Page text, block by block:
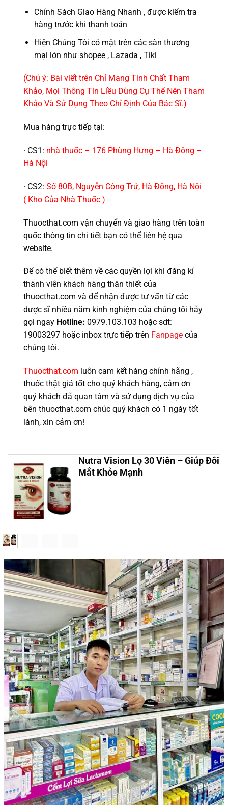
Chính Sách Giao Hàng Nhanh , được kiểm tra
hàng trước khi thanh toán
Hiện Chúng Tôi có mặt trên các sàn thương
mại lớn như shopee , Lazada , Tiki
(Chú ý: Bài viết trên Chỉ Mang Tính Chất Tham
Khảo, Mọi Thông Tin Liều Dùng Cụ Thể Nên Tham
Khảo Và Sử Dụng Theo Chỉ Định Của Bác Sĩ.)
Mua hàng trực tiếp tại:
· CS1: nhà thuốc – 176 Phùng Hưng – Hà Đông –
Hà Nội
· CS2: Số 80B, Nguyễn Công Trứ, Hà Đông, Hà Nội
( Kho Của Nhà Thuốc )
Thuocthat.com vận chuyển và giao hàng trên toàn
quốc thông tin chi tiết bạn có thể liên hệ qua
website.
Để có thể biết thêm về các quyền lợi khi đăng kí
thành viên khách hàng thân thiết của
thuocthat.com và để nhận được tư vấn từ các
dược sĩ nhiều năm kinh nghiệm của chúng tôi hãy
gọi ngay Hotline: 0979.103.103 hoặc sdt:
19003297 hoặc inbox trực tiếp trên Fanpage của
chúng tôi.
Thuocthat.com luôn cam kết hàng chính hãng ,
thuốc thật giá tốt cho quý khách hàng, cảm ơn
quý khách đã quan tâm và sử dụng dịch vụ của
bên thuocthat.com chúc quý khách có 1 ngày tốt
lành, xin cảm ơn!
Nutra Vision Lọ 30 Viên – Giúp Đôi
Mắt Khỏe Mạnh